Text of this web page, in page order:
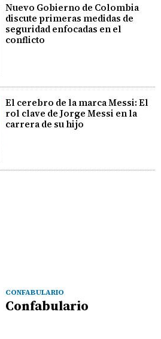
Nuevo Gobierno de Colombia
discute primeras medidas de
seguridad enfocadas en el
conflicto
El cerebro de la marca Messi: El
rol clave de Jorge Messi en la
carrera de su hijo
CONFABULARIO
Confabulario